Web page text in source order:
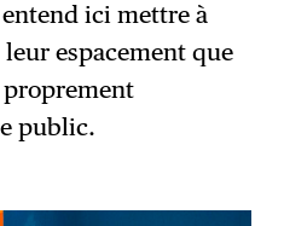
entend ici mettre à
leur espacement que
proprement
public.